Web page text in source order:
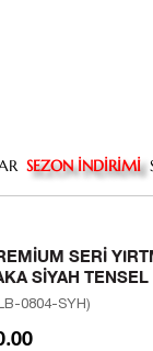
SEZON İNDİRİMİ
SERI
SIYAH
0804-SYH)